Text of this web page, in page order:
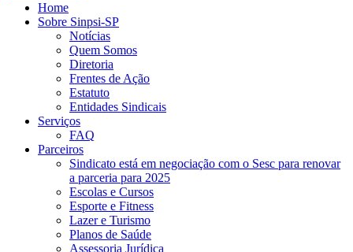
Home
Sobre Sinpsi-SP
Notícias
Quem Somos
Diretoria
Frentes de Ação
Estatuto
Entidades Sindicais
Serviços
FAQ
Parceiros
Sindicato está em negociação com o Sesc para renovar
a parceria para 2025
Escolas e Cursos
Esporte e Fitness
Lazer e Turismo
Planos de Saúde
Assessoria Jurídica